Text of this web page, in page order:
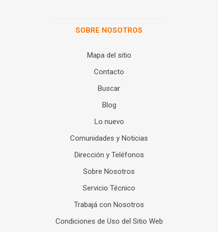
SOBRE NOSOTROS
Mapa del sitio
Contacto
Buscar
Blog
Lo nuevo
Comunidades y Noticias
Dirección y Teléfonos
Sobre Nosotros
Servicio Técnico
Trabajá con Nosotros
Condiciones de Uso del Sitio Web